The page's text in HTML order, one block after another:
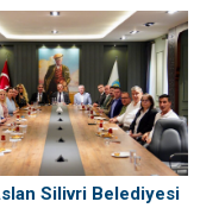
Silivri Belediyesi